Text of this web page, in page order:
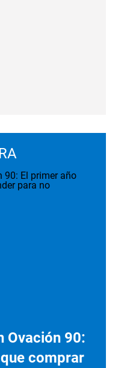
Ovación 90:
comprar